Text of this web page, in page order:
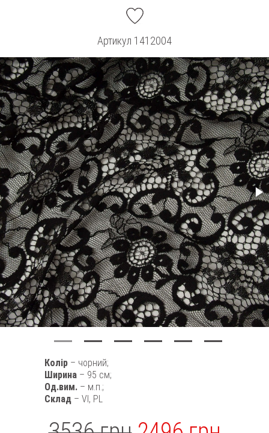
Артикул 1412004
Колір – чорний;
Ширина – 95 см;
Од.вим. – м.п.;
Склад – VI, PL